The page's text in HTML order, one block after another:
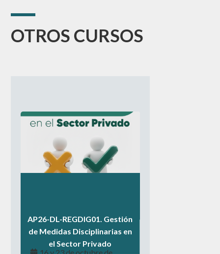
OTROS CURSOS
AP26-DL-REGDIG01. Gestión
de Medidas Disciplinarias en
el Sector Privado